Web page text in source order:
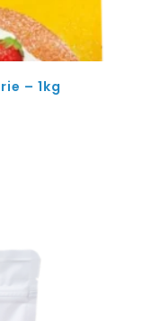
– 1kg